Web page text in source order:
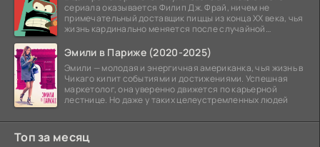
сериала оказывается Филип Дж. Фрай, ничем не
примечательный доставщик пиццы из конца XX века, чья
жизнь кардинально меняется после случайной
Эмили в Париже (2020-2025)
Эмили — молодая и энергичная американка, чья жизнь в
Чикаго кипит событиями и достижениями. Успешная
маркетолог, она уверенно движется по карьерной
лестнице. Но даже у таких целеустремленных людей
Топ за месяц